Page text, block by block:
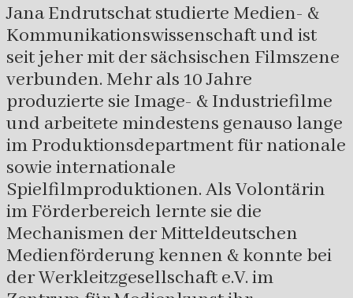
Jana Endrutschat studierte Medien- &
Kommunikationswissenschaft und ist
seit jeher mit der sächsischen Filmszene
verbunden. Mehr als 10 Jahre
produzierte sie Image- & Industriefilme
und arbeitete mindestens genauso lange
im Produktionsdepartment für nationale
sowie internationale
Spielfilmproduktionen. Als Volontärin
im Förderbereich lernte sie die
Mechanismen der Mitteldeutschen
Medienförderung kennen & konnte bei
der Werkleitzgesellschaft e.V. im